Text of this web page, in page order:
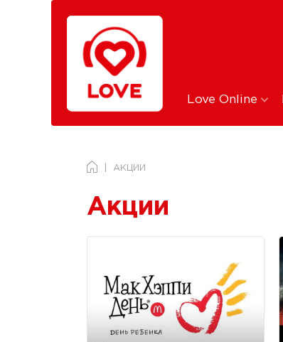
Love Online
АКЦИИ
Акции